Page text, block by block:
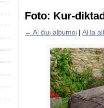
Foto: Kur-
← Al ĉiuj albumoj |Al la